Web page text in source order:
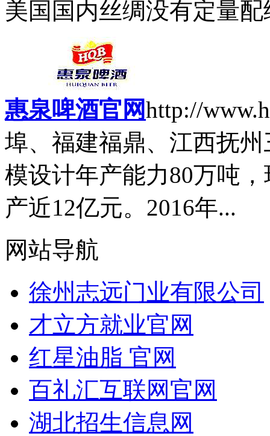
美国国内丝绸没有定量
惠泉啤酒官网http://
埠、福建福鼎、江西抚
模设计年产能力80万吨
产近12亿元。2016年...
网站导航
徐州志远门业有限公司
才立方就业官网
红星油脂 官网
百礼汇互联网官网
湖北招生信息网